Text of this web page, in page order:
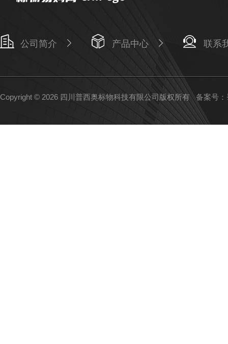
公司简介 产品中心 联系
Copyright © 2026 四川普西奥标物科技有限公司版权所有 备案号：